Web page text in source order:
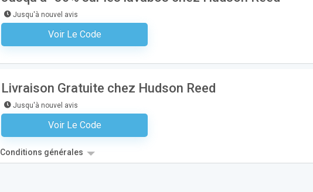
Jusqu'à nouvel avis
Voir Le Code
Aucun Code N'est Nécessaire
Livraison Gratuite chez Hudson Reed
Jusqu'à nouvel avis
Voir Le Code
Aucun Code N'est Nécessaire
Conditions générales